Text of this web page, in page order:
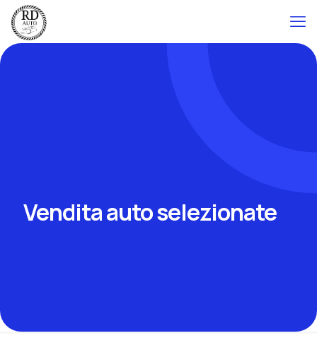
Vendita auto selezionate